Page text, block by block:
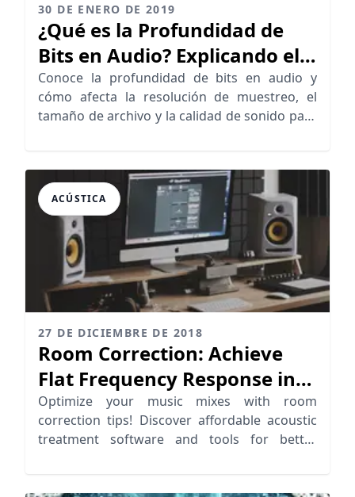
30 DE ENERO DE 2019
¿Qué es la Profundidad de
Bits en Audio? Explicando el
Audio Digital
Conoce la profundidad de bits en audio y
cómo afecta la resolución de muestreo, el
tamaño de archivo y la calidad de sonido para
ACÚSTICA
27 DE DICIEMBRE DE 2018
Room Correction: Achieve
Flat Frequency Response in
Your Studio
Optimize your music mixes with room
correction tips! Discover affordable acoustic
treatment software and tools for better